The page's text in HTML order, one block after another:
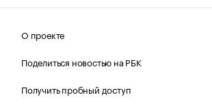
О проекте
Поделиться новостью на РБК
Получить пробный доступ